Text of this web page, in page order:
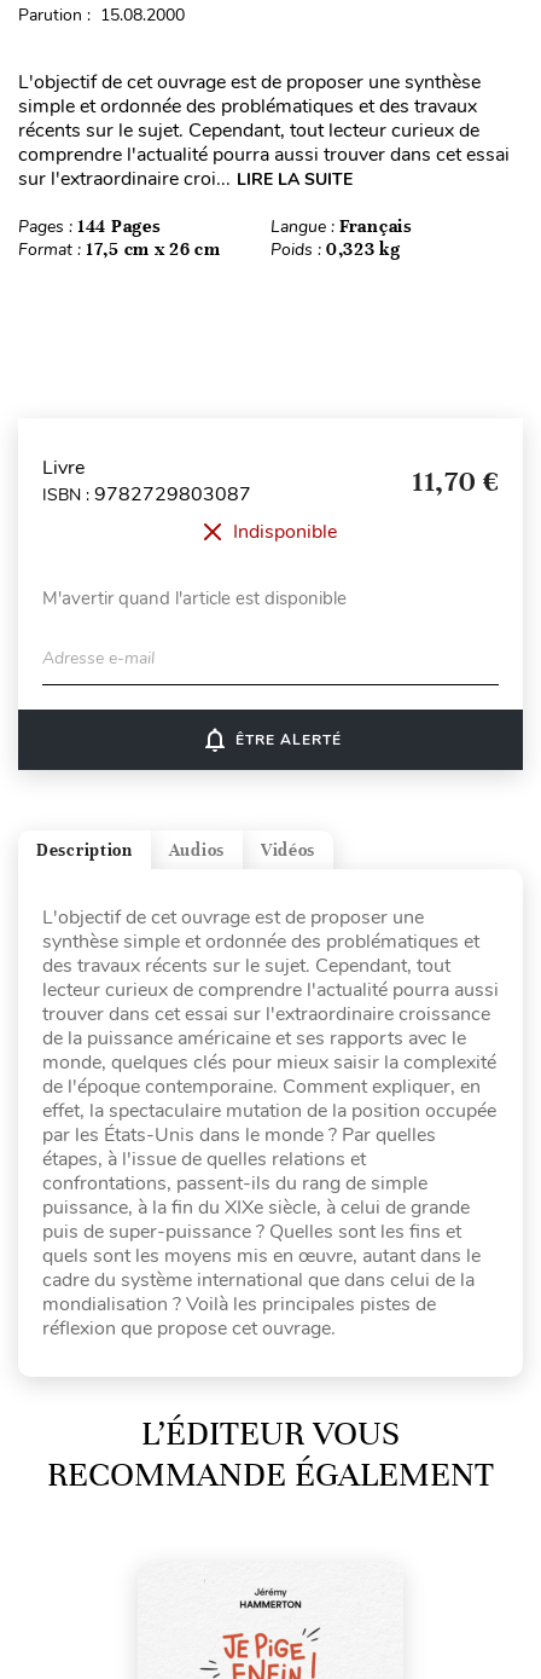
Parution : 15.08.2000
L'objectif de cet ouvrage est de proposer une synthèse
simple et ordonnée des problématiques et des travaux
récents sur le sujet. Cependant, tout lecteur curieux de
comprendre l'actualité pourra aussi trouver dans cet essai
sur l'extraordinaire croi... LIRE LA SUITE
Pages : 144 Pages Langue : Français
Format : 17,5 cm x 26 cm Poids : 0,323 kg
Livre
ISBN : 9782729803087 11,70 €
Indisponible
M'avertir quand l'article est disponible
Adresse e-mail
notifications_none ÊTRE ALERTÉ
Vidéos
Audios
Description
L'objectif de cet ouvrage est de proposer une
synthèse simple et ordonnée des problématiques et
des travaux récents sur le sujet. Cependant, tout
lecteur curieux de comprendre l'actualité pourra aussi
trouver dans cet essai sur l'extraordinaire croissance
de la puissance américaine et ses rapports avec le
monde, quelques clés pour mieux saisir la complexité
de l'époque contemporaine. Comment expliquer, en
effet, la spectaculaire mutation de la position occupée
par les États-Unis dans le monde ? Par quelles
étapes, à l'issue de quelles relations et
confrontations, passent-ils du rang de simple
puissance, à la fin du XIXe siècle, à celui de grande
puis de super-puissance ? Quelles sont les fins et
quels sont les moyens mis en œuvre, autant dans le
cadre du système international que dans celui de la
mondialisation ? Voilà les principales pistes de
réflexion que propose cet ouvrage.
L’ÉDITEUR VOUS
RECOMMANDE ÉGALEMENT